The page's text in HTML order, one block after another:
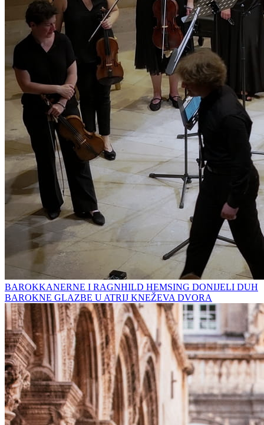
BAROKKANERNE I RAGNHILD HEMSING DONIJELI DUH
BAROKNE GLAZBE U ATRIJ KNEŽEVA DVORA